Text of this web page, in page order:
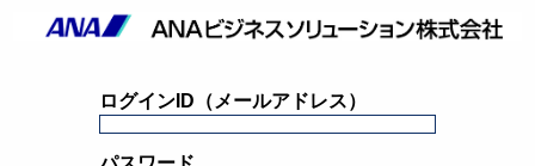
ログインID（メールアドレス）